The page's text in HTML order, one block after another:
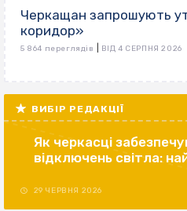
Черкащан запрошують
коридор»
5 864 переглядів ВІД 4 СЕРПНЯ 2026
ВИБІР РЕДАКЦІЇ
Як черкасці
відключень світла:
29 ЧЕРВНЯ 2026